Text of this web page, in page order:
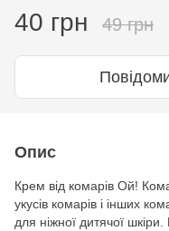
40 грн 49 грн
Опис
Крем від комарів Ой!
укусів комарів і інших
для ніжної дитячої шкіри.